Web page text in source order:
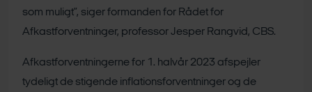
som muligt”, siger formanden for Rådet for
Afkastforventninger, professor Jesper Rangvid, CBS.
Afkastforventningerne for 1. halvår 2023 afspejler
tydeligt de stigende inflationsforventninger og de